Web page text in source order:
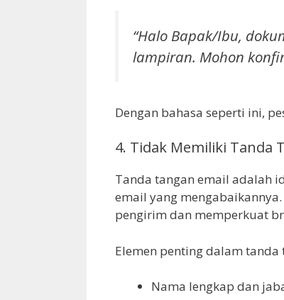
“Halo Bapak/Ibu,
lampiran. Mohon
Dengan bahasa seperti ini,
4. Tidak Memiliki Tanda
Tanda tangan email adalah
email yang
pengirim dan memperkuat
Elemen penting dalam tanda
Nama lengkap dan